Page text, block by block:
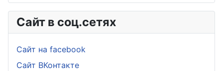
Сайт в соц.сетях
Сайт на facebook
Сайт ВКонтакте